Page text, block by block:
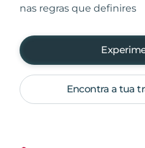
nas regras que definires
Encontra a tua